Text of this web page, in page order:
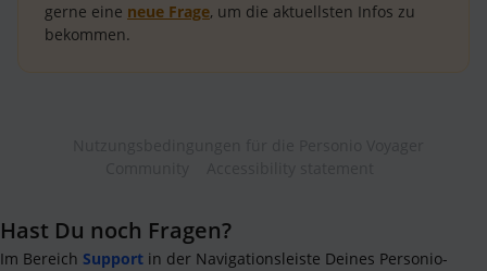
gerne eine neue Frage, um die aktuellsten Infos zu
bekommen.
Hast Du noch Fragen?
Im Bereich Support in der Navigationsleiste Deines Personio-